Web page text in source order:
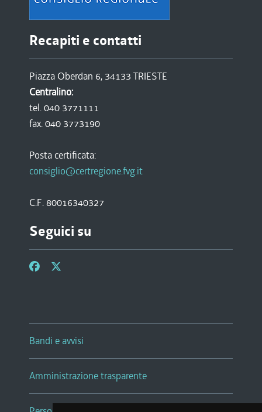
Recapiti e contatti
Piazza Oberdan 6, 34133 TRIESTE
Centralino:
tel. 040 3771111
fax. 040 3773190
Posta certificata:
consiglio@certregione.fvg.it
C.F. 80016340327
Seguici su
Bandi e avvisi
Amministrazione trasparente